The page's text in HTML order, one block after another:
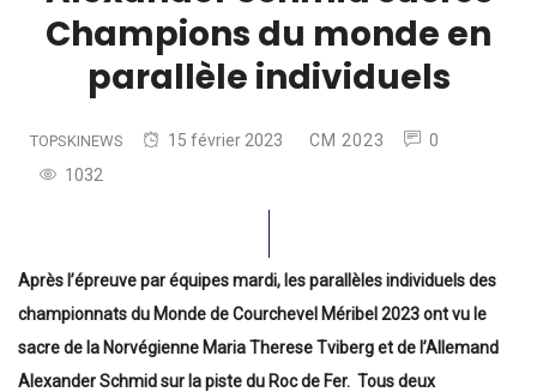
Champions du monde en
parallèle individuels
TOPSKINEWS 15 février 2023 CM 2023
0
1032
Après l’épreuve par équipes mardi, les parallèles individuels des
championnats du Monde de Courchevel Méribel 2023 ont vu le
sacre de la Norvégienne Maria Therese Tviberg et de l’Allemand
Alexander Schmid sur la piste du Roc de Fer. Tous deux